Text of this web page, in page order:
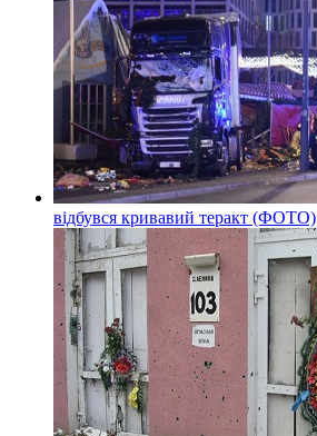
відбувся кривавий теракт (ФОТО)